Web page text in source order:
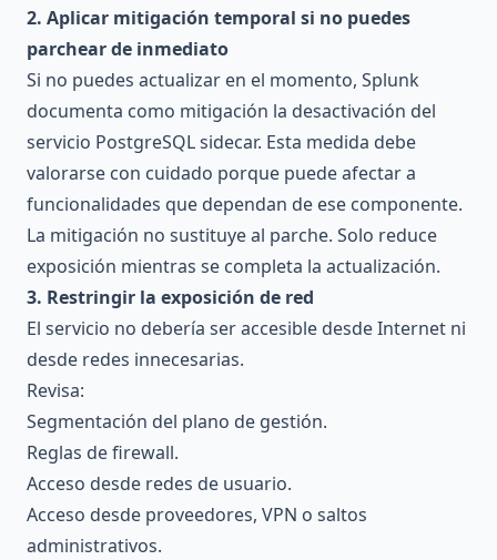
2. Aplicar mitigación temporal si no puedes
parchear de inmediato
Si no puedes actualizar en el momento, Splunk
documenta como mitigación la desactivación del
servicio PostgreSQL sidecar. Esta medida debe
valorarse con cuidado porque puede afectar a
funcionalidades que dependan de ese componente.
La mitigación no sustituye al parche. Solo reduce
exposición mientras se completa la actualización.
3. Restringir la exposición de red
El servicio no debería ser accesible desde Internet ni
desde redes innecesarias.
Revisa:
Segmentación del plano de gestión.
Reglas de firewall.
Acceso desde redes de usuario.
Acceso desde proveedores, VPN o saltos
administrativos.